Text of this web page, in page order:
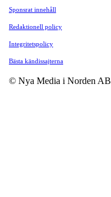
Sponsrat innehåll
Redaktionell policy
Integritetspolicy
Bästa kändissajterna
© Nya Media i Norden AB